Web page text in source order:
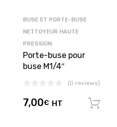
BUSE ET PORTE-BUSE
NETTOYEUR HAUTE
PRESSION
Porte-buse pour
buse M1/4″
(0 reviews)
7,00€ HT